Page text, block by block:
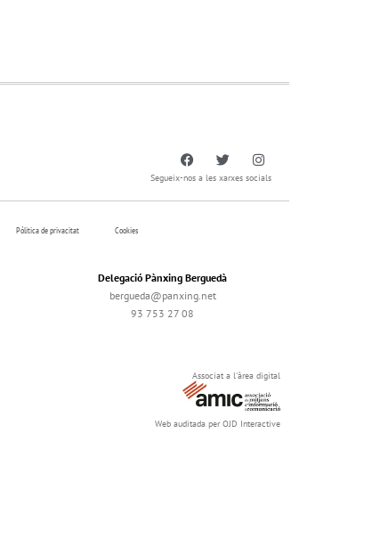
Segueix-nos a les xarxes socials
Pólitica de privacitat Cookies
Delegació Pànxing Berguedà
bergueda@panxing.net
93 753 27 08
Associat a l'àrea digital
Web auditada per OJD Interactive